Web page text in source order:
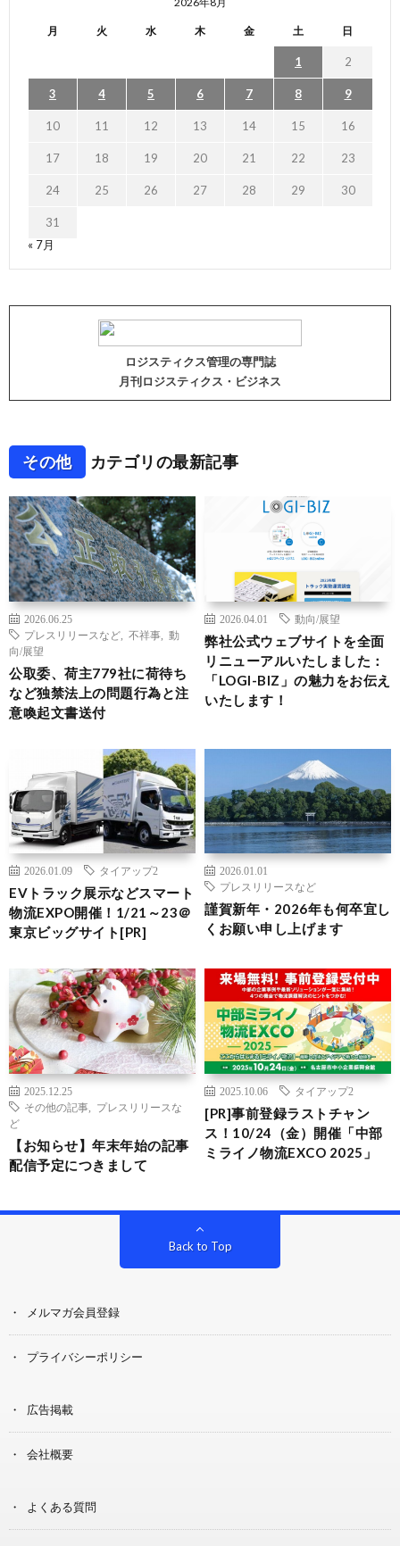
月 火 水 木 金 土 日
1 2
3 4 5 6 7 8 9
10 11 12 13 14 15 16
17 18 19 20 21 22 23
24 25 26 27 28 29 30
31
« 7月
ロジスティクス管理の専門誌
月刊ロジスティクス・ビジネス
その他 カテゴリの最新記事
2026.06.25
プレスリリースなど
不祥事
動
向/展望
公取委、荷主779社に荷待ち
など独禁法上の問題行為と注
意喚起文書送付
2026.04.01 動向/展望
弊社公式ウェブサイトを全面
リニューアルいたしました：
「LOGI-BIZ」の魅力をお伝え
いたします！
2026.01.09 タイアップ2
EVトラック展示などスマート
物流EXPO開催！1/21～23＠
東京ビッグサイト[PR]
2026.01.01
プレスリリースなど
謹賀新年・2026年も何卒宜し
くお願い申し上げます
2025.12.25
その他の記事
プレスリリースな
ど
【お知らせ】年末年始の記事
配信予定につきまして
2025.10.06 タイアップ2
[PR]事前登録ラストチャン
ス！10/24（金）開催「中部
ミライノ物流EXCO 2025」
Back to Top
メルマガ会員登録
プライバシーポリシー
広告掲載
会社概要
よくある質問